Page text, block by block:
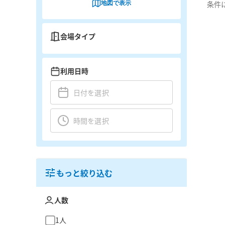
条件
地図で表示
会場タイプ
利用日時
もっと絞り込む
人数
1人